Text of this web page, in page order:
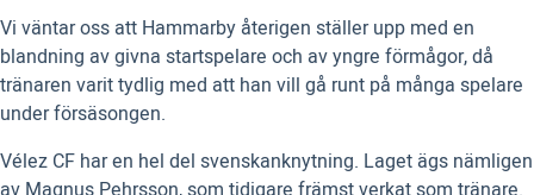
Vi väntar oss att Hammarby återigen ställer upp med en
blandning av givna startspelare och av yngre förmågor, då
tränaren varit tydlig med att han vill gå runt på många spelare
under försäsongen.
Vélez CF har en hel del svenskanknytning. Laget ägs nämligen